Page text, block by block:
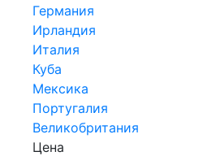
Германия
Ирландия
Италия
Куба
Мексика
Португалия
Великобритания
Цена